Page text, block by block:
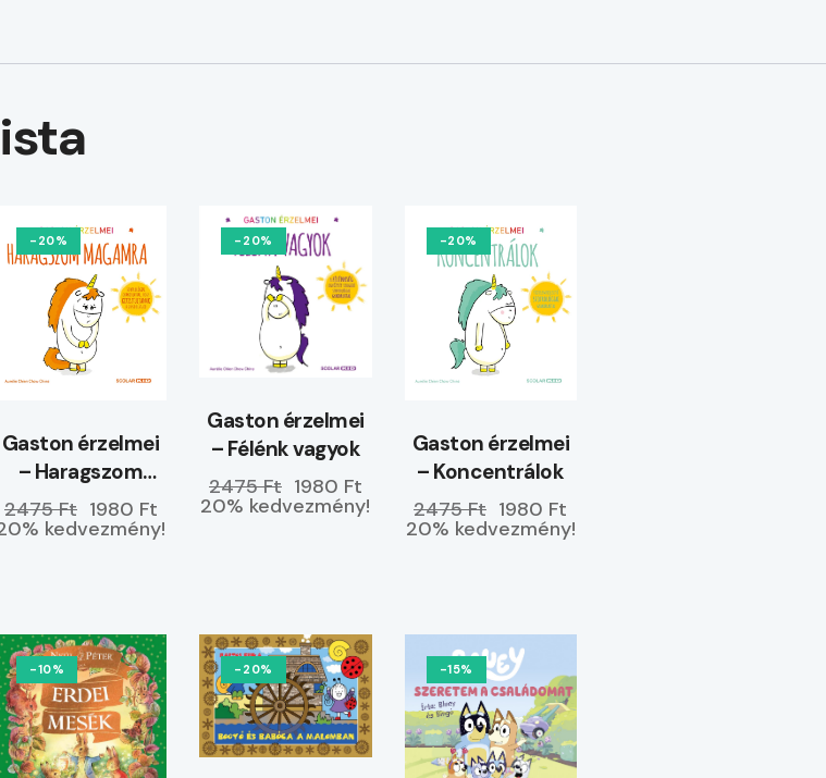
-20%
Gaston érzelmei
– Haragszom
magamra
2475 Ft 1980 Ft
kedvezmény!
-20%
Gaston érzelmei
– Félénk vagyok
2475 Ft 1980 Ft
20% kedvezmény!
-20%
Gaston érzelmei
– Koncentrálok
2475 Ft 1980 Ft
20% kedvezmény!
-10% -20% -15%